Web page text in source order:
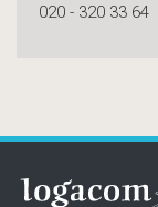
020 - 320 33 64